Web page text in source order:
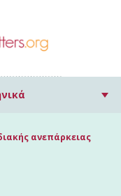
ανεπάρκειας